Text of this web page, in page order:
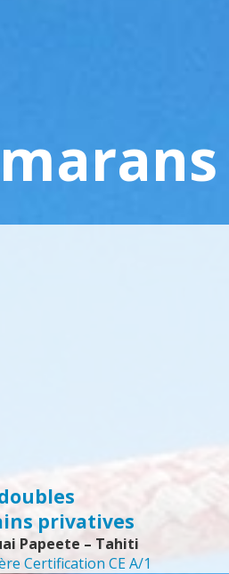
privatives
Papeete – Tahiti
Certification CE A/1